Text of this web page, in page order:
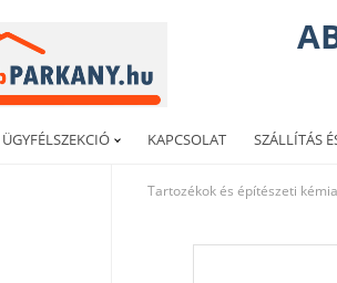
ÜGYFÉLSZEKCIÓ KAPCSOLAT SZÁLLÍTÁS
Tartozékok és építészeti kémia